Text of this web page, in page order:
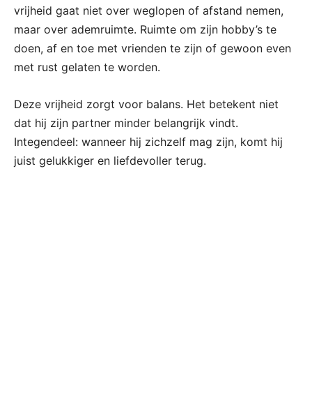
vrijheid gaat niet over weglopen of afstand nemen,
maar over ademruimte. Ruimte om zijn hobby’s te
doen, af en toe met vrienden te zijn of gewoon even
met rust gelaten te worden.
Deze vrijheid zorgt voor balans. Het betekent niet
dat hij zijn partner minder belangrijk vindt.
Integendeel: wanneer hij zichzelf mag zijn, komt hij
juist gelukkiger en liefdevoller terug.